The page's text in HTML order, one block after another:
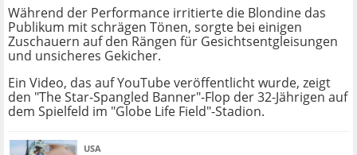
Während der Performance irritierte die Blondine das
Publikum mit schrägen Tönen, sorgte bei einigen
Zuschauern auf den Rängen für Gesichtsentgleisungen
und unsicheres Gekicher.
Ein Video, das auf YouTube veröffentlicht wurde, zeigt
den "The Star-Spangled Banner"-Flop der 32-Jährigen auf
dem Spielfeld im "Globe Life Field"-Stadion.
USA